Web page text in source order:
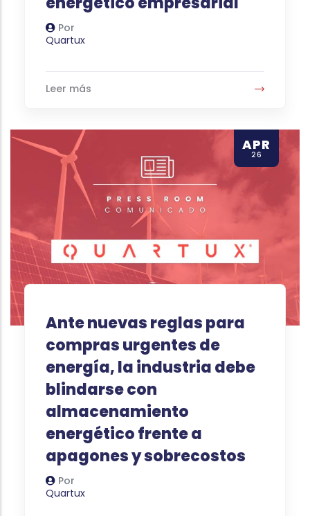
Por
Autor
Quartux
Leer más
APR
26
Ante nuevas reglas para
compras urgentes de
energía, la industria debe
blindarse con
almacenamiento
energético frente a
apagones y sobrecostos
Por
Autor
Quartux